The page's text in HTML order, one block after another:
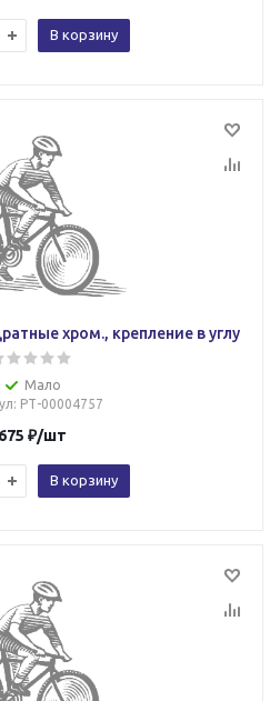
В корзину
хром., крепление в углу
Мало
: РТ-00004757
675 ₽/шт
В корзину